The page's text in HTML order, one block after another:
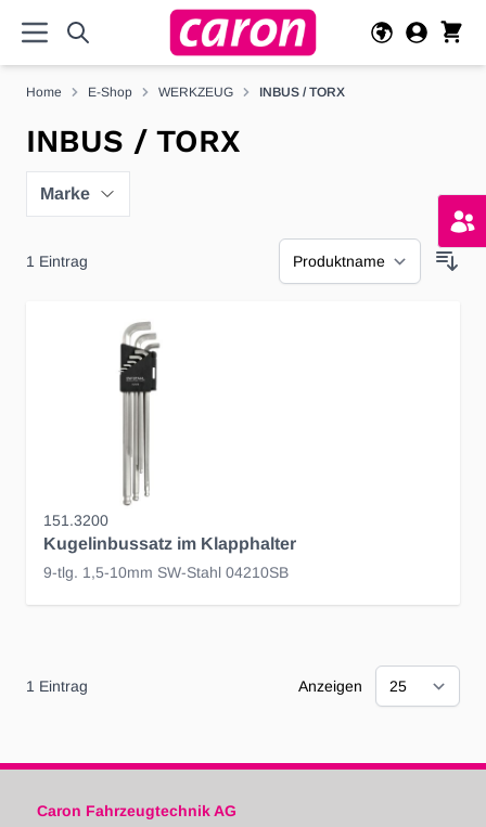
Home E-Shop WERKZEUG INBUS / TORX
INBUS / TORX
Marke
1 Eintrag
151.3200
Kugelinbussatz im Klapphalter
9-tlg. 1,5-10mm SW-Stahl 04210SB
1 Eintrag Anzeigen
Caron Fahrzeugtechnik AG